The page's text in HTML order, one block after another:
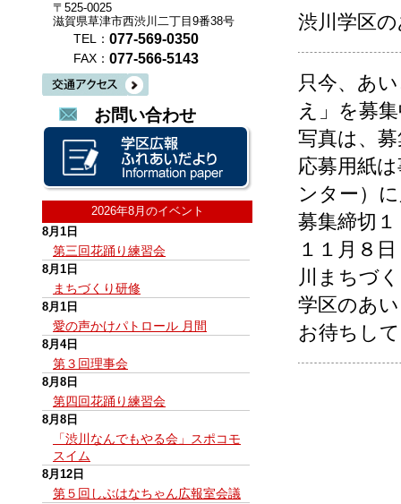
〒525-0025
滋賀県草津市西渋川二丁目9番38号
TEL： 077-569-0350
FAX： 077-566-5143
お問い合わせ
2026年8月のイベント
8月1日
第三回花踊り練習会
8月1日
まちづくり研修
8月1日
愛の声かけパトロール 月間
8月4日
第３回理事会
8月8日
第四回花踊り練習会
8月8日
「渋川なんでもやる会」スポコモ
スイム
8月12日
第５回しぶはなちゃん広報室会議
渋川学区
只今、あ
え」を募
写真は、
応募用紙
ンター）
募集締切
１１月８
川まちづ
学区のあ
お待ちし